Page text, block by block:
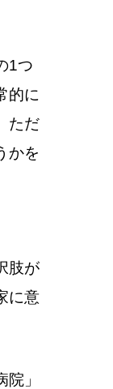
1つ
的に
ただ
かを
肢が
に意
」